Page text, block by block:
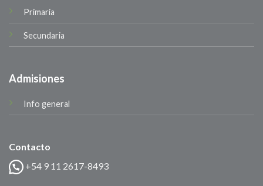
Primaria
Secundaria
Admisiones
Info general
Contacto
+54 9 11 2617-8493